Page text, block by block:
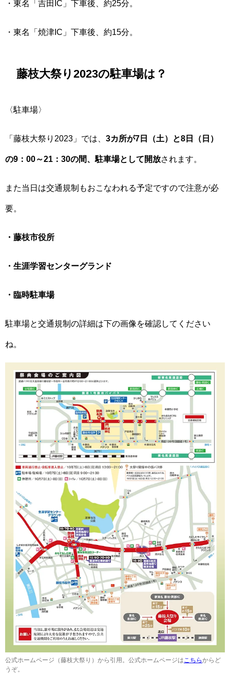
・東名「吉田IC」下車後、約25分。
・東名「焼津IC」下車後、約15分。
藤枝大祭り2023の駐車場は？
〈駐車場〉
「藤枝大祭り2023」では、 3カ所が7日（土）と8日（日）
の9：00～21：30の間、駐車場として開放されます。
また当日は交通規制もおこなわれる予定ですので注意が必
要。
・藤枝市役所
・生涯学習センターグランド
・臨時駐車場
駐車場と交通規制の詳細は下の画像を確認してください
ね。
公式ホームページ（藤枝大祭り）から引用。公式ホームページはこちらからど
うぞ。